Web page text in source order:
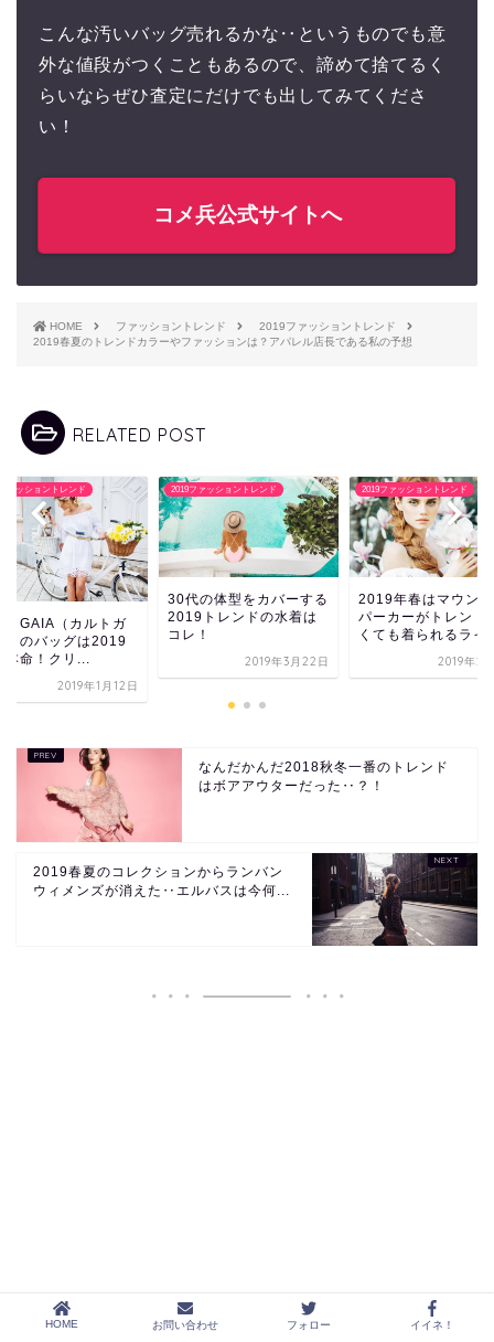
こんな汚いバッグ売れるかな‥というものでも意
外な値段がつくこともあるので、諦めて捨てるく
らいならぜひ査定にだけでも出してみてくださ
い！
コメ兵公式サイトへ
HOME ファッショントレンド
2019ファッショントレンド
2019春夏のトレンドカラーやファッションは？アパレル店長である私の予想
RELATED POST
ァッショントレンド
の体型をカバーする
トレンドの水着は
2019年3月22日
2019ファッショントレンド
2019年春はマウンテン
パーカーがトレンド！寒
くても着られるライナ...
2019年2月19日
2019ファッショントレンド
CULT GAIA（カル
イア）のバッグは
年も本命！クリ...
なんだかんだ2018秋冬一番のトレンド
はボアアウターだった‥？！
2019春夏のコレクションからランバン
ウィメンズが消えた‥エルバスは今何...
HOME お問い合わせ フォロー イイネ！